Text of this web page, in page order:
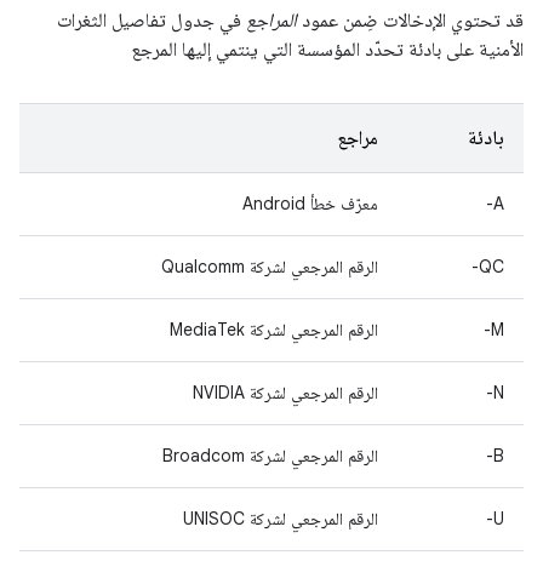
قد تحتوي الإدخالات ضِمن عمودالمراجع في جدول تفاصيل الثغرات
الأمنية على بادئة تحدّد المؤسسة التي ينتمي إليها المرجع
بادئة مراجع
A- معرّف خطأ Android
QC- الرقم المرجعي لشركة Qualcomm
M- الرقم المرجعي لشركة MediaTek
N- الرقم المرجعي لشركة NVIDIA
B- الرقم المرجعي لشركة Broadcom
U- الرقم المرجعي لشركة UNISOC